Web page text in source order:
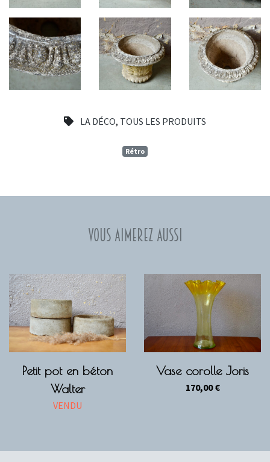
LA DÉCO, TOUS LES PRODUITS
Rétro
Vous aimerez aussi
Petit pot en béton
Walter
VENDU
Vase corolle Joris
170,00€